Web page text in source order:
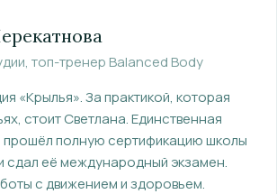
топ-тренер Balanced Body
«Крылья». За практикой, которая
стоит Светлана.Единственная
прошёл полную сертификацию школы
сдал её международный экзамен.
с движением и здоровьем.